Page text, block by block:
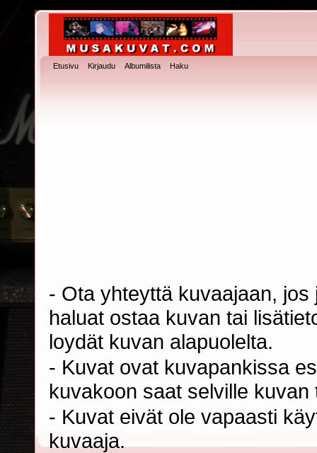
Etusivu Kirjaudu Albumilista Haku
- Ota yhteyttä kuvaajaan,
haluat ostaa kuvan tai
loydät kuvan alapuolelta.
- Kuvat ovat kuvapankissa
kuvakoon saat selville
- Kuvat eivät ole vapaasti
kuvaaja.